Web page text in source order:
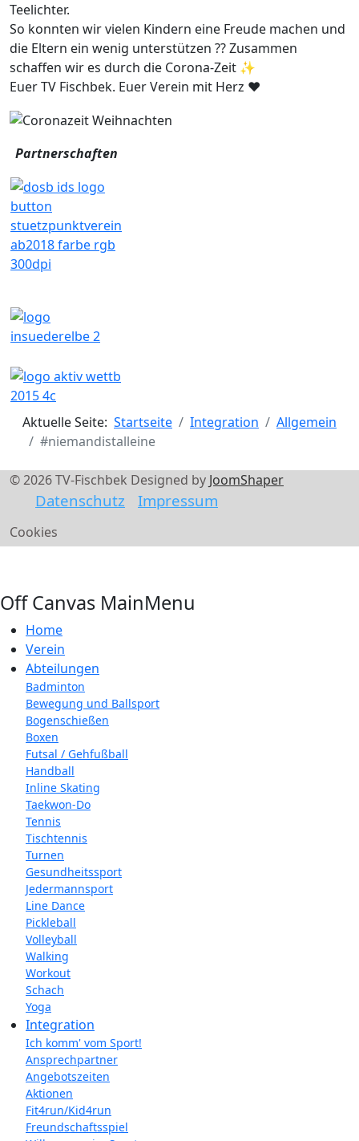
Teelichter.
So konnten wir vielen Kindern eine Freude machen und
die Eltern ein wenig unterstützen ??Zusammen
schaffen wir es durch die Corona-Zeit ✨
Euer TV Fischbek. Euer Verein mit Herz ❤️
Partnerschaften
Aktuelle Seite: Startseite Integration
Allgemein
#niemandistalleine
© 2026 TV-Fischbek Designed by JoomShaper
Datenschutz Impressum
Cookies
Off Canvas MainMenu
Home
Verein
Abteilungen
Badminton
Bewegung und Ballsport
Bogenschießen
Boxen
Futsal / Gehfußball
Handball
Inline Skating
Taekwon-Do
Tennis
Tischtennis
Turnen
Gesundheitssport
Jedermannsport
Line Dance
Pickleball
Volleyball
Walking
Workout
Schach
Yoga
Integration
Ich komm' vom Sport!
Ansprechpartner
Angebotszeiten
Aktionen
Fit4run/Kid4run
Freundschaftsspiel